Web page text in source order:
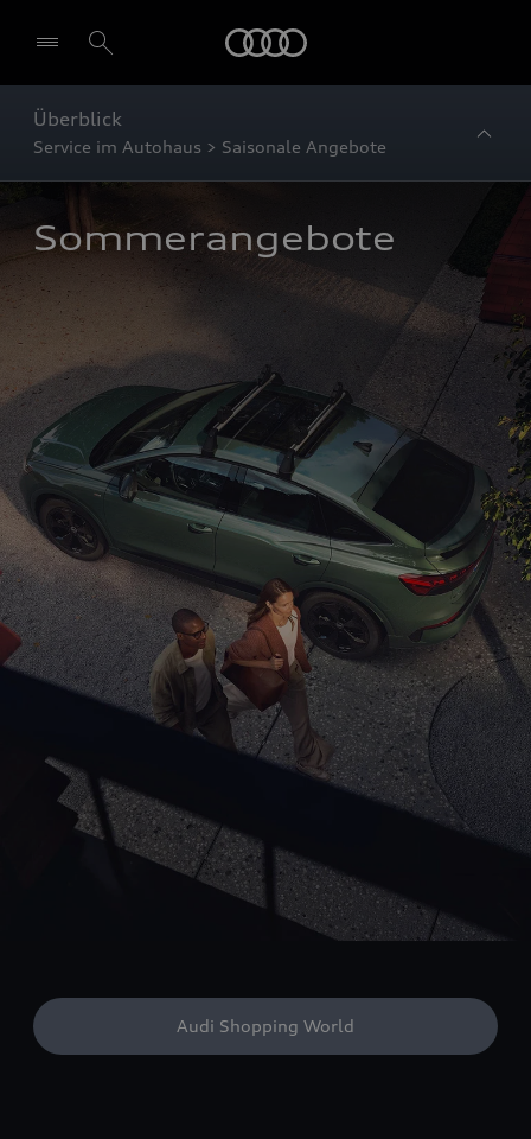
Überblick
Service im Autohaus > Saisonale Angebote
Sommerangebote
Audi Shopping World